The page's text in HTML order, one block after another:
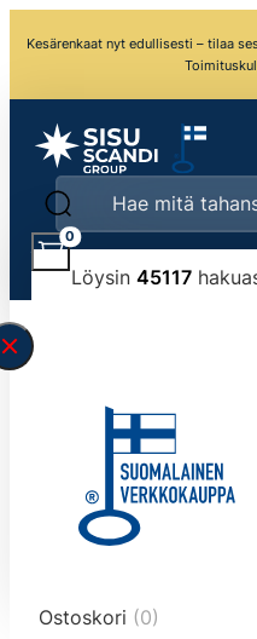
Kesärenkaat nyt edullisesti – tilaa
Löysin 45117
typed the search
tmlmvi","meta_query":
data-original-query-
data-max-
end="10">
0
Ostoskori (0)